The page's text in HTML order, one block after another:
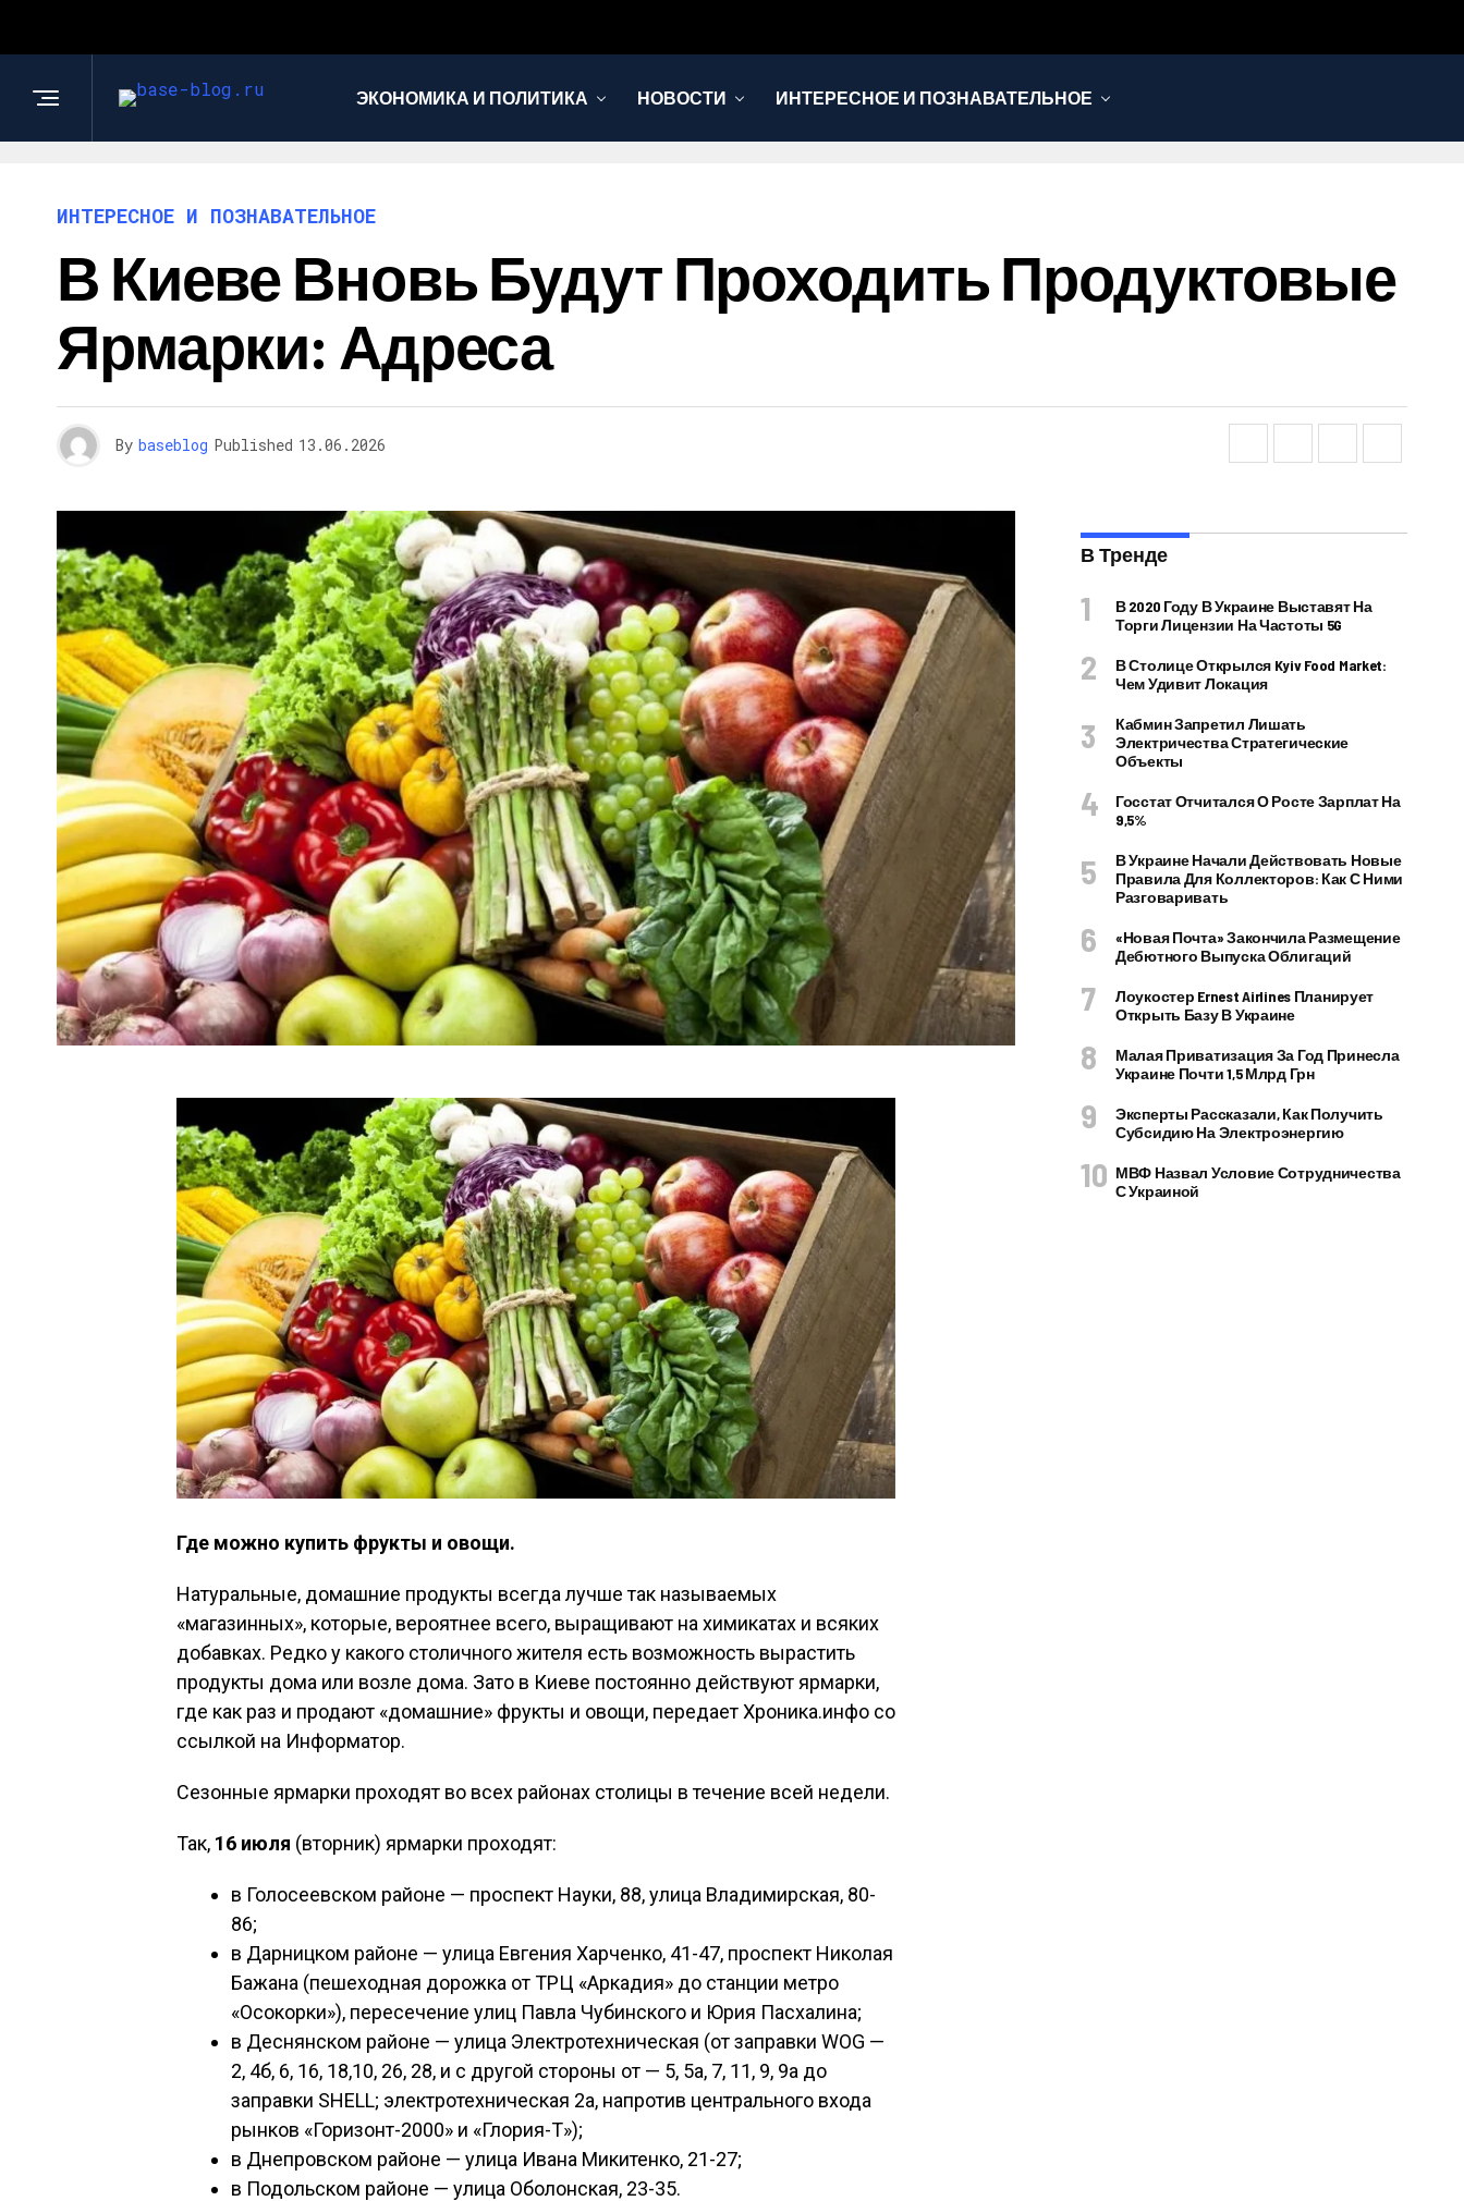
ЭКОНОМИКА И ПОЛИТИКА НОВОСТИ ИНТЕРЕСНОЕ И ПОЗНАВАТЕЛЬНОЕ
ИНТЕРЕСНОЕ И ПОЗНАВАТЕЛЬНОЕ
В Киеве Вновь Будут Проходить Продуктовые
Ярмарки: Адреса
By baseblog Published 13.06.2026
Где можно купить фрукты и овощи.
Натуральные, домашние продукты всегда лучше так называемых
«магазинных», которые, вероятнее всего, выращивают на химикатах и всяких
добавках. Редко у какого столичного жителя есть возможность вырастить
продукты дома или возле дома. Зато в Киеве постоянно действуют ярмарки,
где как раз и продают «домашние» фрукты и овощи, передает Хроника.инфо со
ссылкой на Информатор.
Сезонные ярмарки проходят во всех районах столицы в течение всей недели.
Так, 16 июля (вторник) ярмарки проходят:
в Голосеевском районе — проспект Науки, 88, улица Владимирская, 80-
86;
в Дарницком районе — улица Евгения Харченко, 41-47, проспект Николая
Бажана (пешеходная дорожка от ТРЦ «Аркадия» до станции метро
«Осокорки»), пересечение улиц Павла Чубинского и Юрия Пасхалина;
в Деснянском районе — улица Электротехническая (от заправки WOG —
2, 4б, 6, 16, 18,10, 26, 28, и с другой стороны от — 5, 5а, 7, 11, 9, 9а до
заправки SHELL; электротехническая 2а, напротив центрального входа
рынков «Горизонт-2000» и «Глория-Т»);
в Днепровском районе — улица Ивана Микитенко, 21-27;
в Подольском районе — улица Оболонская, 23-35.
В Тренде
В 2020 Году В Украине Выставят На
Торги Лицензии На Частоты 5G
В Столице Открылся Kyiv Food Market:
Чем Удивит Локация
Кабмин Запретил Лишать
Электричества Стратегические
Объекты
Госстат Отчитался О Росте Зарплат На
9,5%
В Украине Начали Действовать Новые
Правила Для Коллекторов: Как С Ними
Разговаривать
«Новая Почта» Закончила Размещение
Дебютного Выпуска Облигаций
Лоукостер Ernest Airlines Планирует
Открыть Базу В Украине
Малая Приватизация За Год Принесла
Украине Почти 1,5 Млрд Грн
Эксперты Рассказали, Как Получить
Субсидию На Электроэнергию
МВФ Назвал Условие Сотрудничества
С Украиной